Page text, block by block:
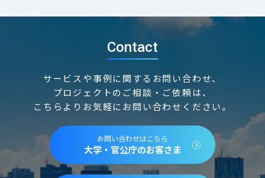
Contact
サービスや事例に関するお問い合わせ、
プロジェクトのご相談・ご依頼は、
こちらよりお気軽にお問い合わせください。
お問い合わせはこちら
大学・官公庁のお客さま